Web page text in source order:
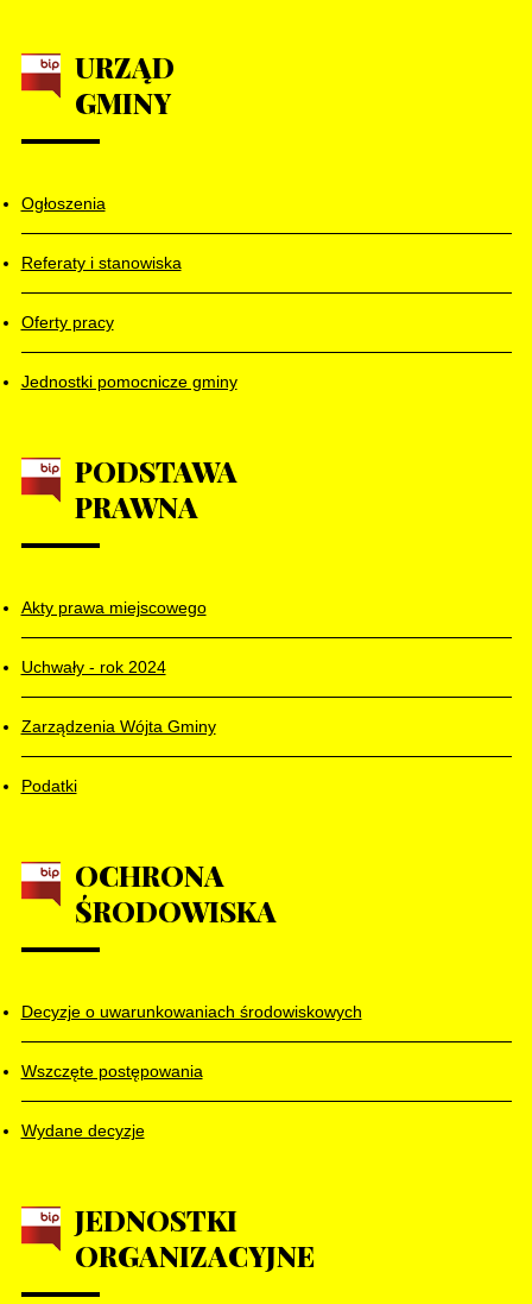
URZĄD
GMINY
Ogłoszenia
Referaty i stanowiska
Oferty pracy
Jednostki pomocnicze gminy
PODSTAWA
PRAWNA
Akty prawa miejscowego
Uchwały - rok 2024
Zarządzenia Wójta Gminy
Podatki
OCHRONA
ŚRODOWISKA
Decyzje o uwarunkowaniach środowiskowych
Wszczęte postępowania
Wydane decyzje
JEDNOSTKI
ORGANIZACYJNE